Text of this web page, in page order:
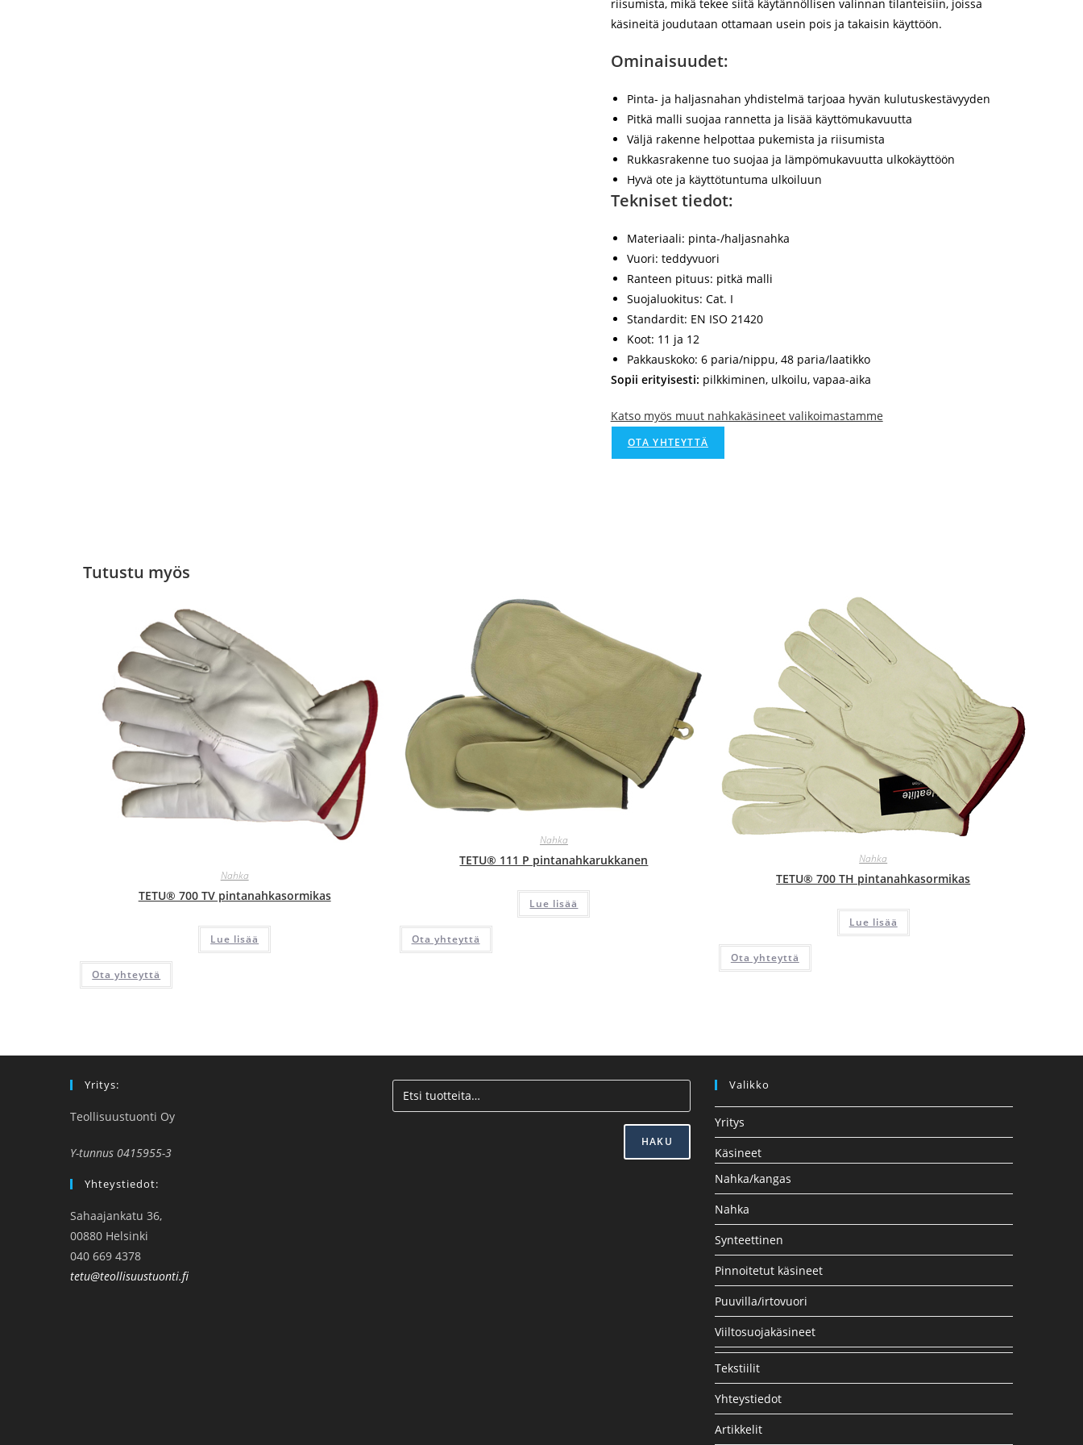
riisumista, mikä tekee siitä käytännöllisen valinnan tilanteisiin, joissa
käsineitä joudutaan ottamaan usein pois ja takaisin käyttöön.
Ominaisuudet:
Pinta- ja haljasnahan yhdistelmä tarjoaa hyvän kulutuskestävyyden
Pitkä malli suojaa rannetta ja lisää käyttömukavuutta
Väljä rakenne helpottaa pukemista ja riisumista
Rukkasrakenne tuo suojaa ja lämpömukavuutta ulkokäyttöön
Hyvä ote ja käyttötuntuma ulkoiluun
Tekniset tiedot:
Materiaali: pinta-/haljasnahka
Vuori: teddyvuori
Ranteen pituus: pitkä malli
Suojaluokitus: Cat. I
Standardit: EN ISO 21420
Koot: 11 ja 12
Pakkauskoko: 6 paria/nippu, 48 paria/laatikko
Sopii erityisesti: pilkkiminen, ulkoilu, vapaa-aika
Katso myös muut nahkakäsineet valikoimastamme
OTA YHTEYTTÄ
Tutustu myös
Nahka
TETU® 700 TV pintanahkasormikas
Lue lisää
Ota yhteyttä
Nahka
TETU® 111 P pintanahkarukkanen
Lue lisää
Ota yhteyttä
Nahka
TETU® 700 TH pintanahkasormikas
Lue lisää
Ota yhteyttä
Yritys:
Teollisuustuonti Oy
Y-tunnus 0415955-3
Yhteystiedot:
Sahaajankatu 36,
00880 Helsinki
040 669 4378
tetu@teollisuustuonti.fi
HAKU
Valikko
Yritys
Käsineet
Nahka/kangas
Nahka
Synteettinen
Pinnoitetut käsineet
Puuvilla/irtovuori
Viiltosuojakäsineet
Tekstiilit
Yhteystiedot
Artikkelit